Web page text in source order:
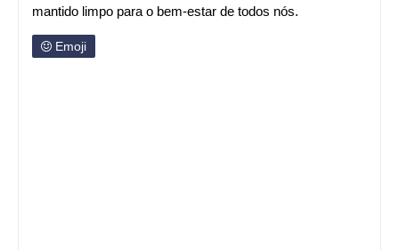
mantido limpo para o bem-estar de todos nós.
Emoji